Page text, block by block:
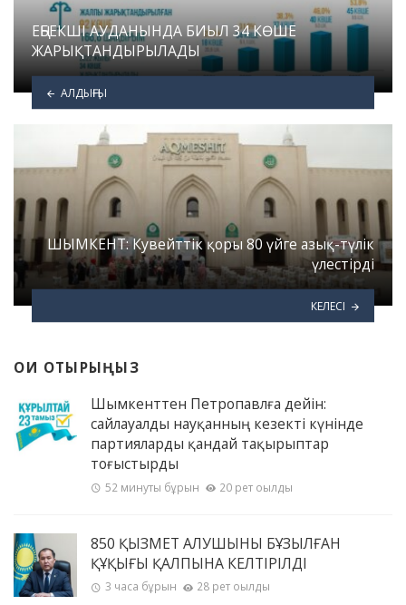
ЕҢБЕКШІ АУДАНЫНДА БИЫЛ 34 КӨШЕ
ЖАРЫҚТАНДЫРЫЛАДЫ
АЛДЫҢҒЫ
ШЫМКЕНТ: Кувейттік қоры 80 үйге азық-түлік
үлестірді
КЕЛЕСІ
ОҚИ ОТЫРЫҢЫЗ
Шымкенттен Петропавлға дейін:
сайлауалды науқанның кезекті күнінде
партияларды қандай тақырыптар
тоғыстырды
52 минуты бұрын 20 рет оқылды
850 ҚЫЗМЕТ АЛУШЫНЫҢ БҰЗЫЛҒАН
ҚҰҚЫҒЫ ҚАЛПЫНА КЕЛТІРІЛДІ
3 часа бұрын 28 рет оқылды